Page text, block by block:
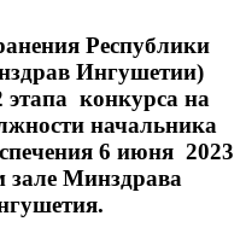
Республики
Ингушетии)
этапа конкурса на
начальника
6 июня 2023
зале Минздрава